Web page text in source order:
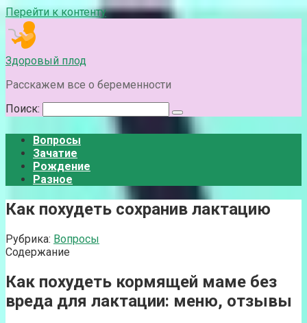
Перейти к контенту
Здоровый плод
Расскажем все о беременности
Поиск:
Вопросы
Зачатие
Рождение
Разное
Как похудеть сохранив лактацию
Рубрика: Вопросы
Содержание
Как похудеть кормящей маме без
вреда для лактации: меню, отзывы